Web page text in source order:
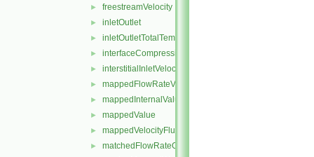
► freestreamVelocity
► inletOutlet
► inletOutletTotalTemperature
► interfaceCompression
► interstitialInletVelocity
► mappedFlowRateVelocity
► mappedInternalValue
► mappedValue
► mappedVelocityFlux
► matchedFlowRateOutletVelocity